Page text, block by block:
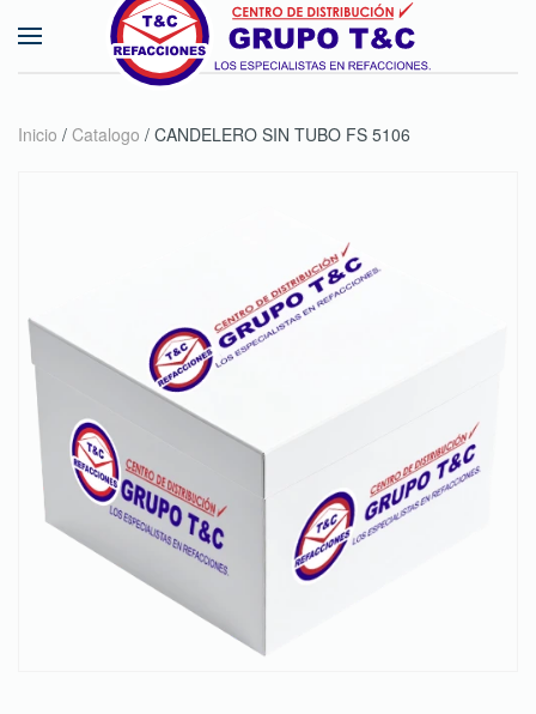
Skip to main content
Inicio / Catalogo / CANDELERO SIN TUBO FS 5106